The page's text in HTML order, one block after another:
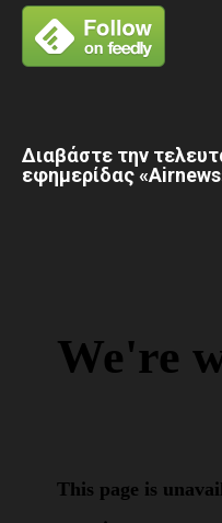
Διαβάστε την
εφημερίδας